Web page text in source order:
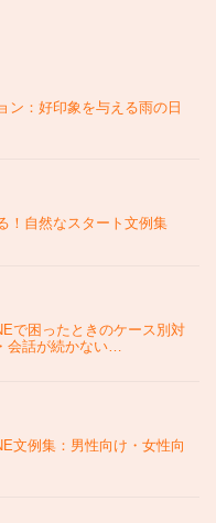
ン：好印象を与える雨の日
！自然なスタート文例集
で困ったときのケース別対
会話が続かない…
文例集：男性向け・女性向